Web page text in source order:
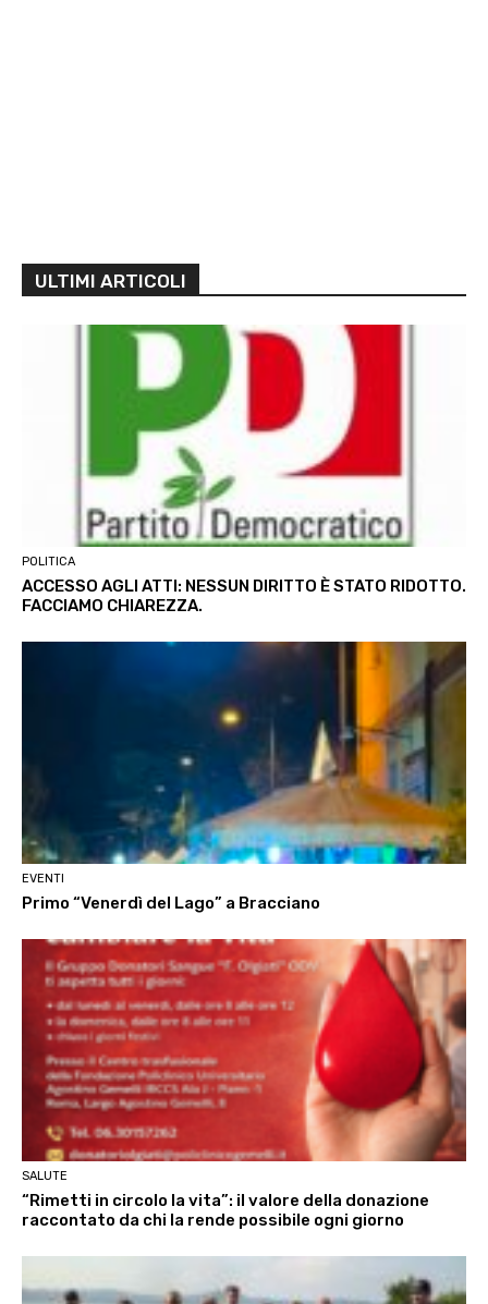
ULTIMI ARTICOLI
POLITICA
ACCESSO AGLI ATTI: NESSUN DIRITTO È STATO RIDOTTO.
FACCIAMO CHIAREZZA.
EVENTI
Primo “Venerdì del Lago” a Bracciano
SALUTE
“Rimetti in circolo la vita”: il valore della donazione
raccontato da chi la rende possibile ogni giorno